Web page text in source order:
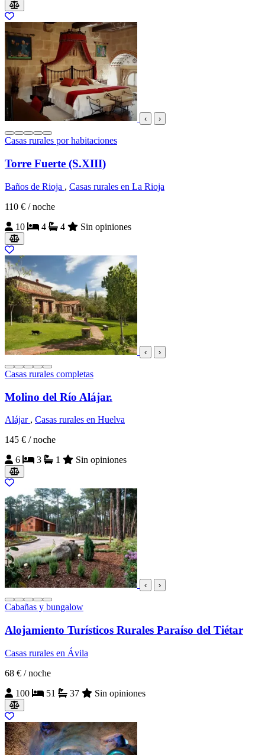
‹ ›
Casas rurales por habitaciones
Torre Fuerte (S.XIII)
Baños de Rioja , Casas rurales en La Rioja
110 € / noche
10
4 4 Sin opiniones
‹ ›
Casas rurales completas
Molino del Río Alájar.
Alájar , Casas rurales en Huelva
145 € / noche
6
3 1 Sin opiniones
‹ ›
Cabañas y bungalow
Alojamiento Turísticos Rurales Paraíso del Tiétar
Casas rurales en Ávila
68 € / noche
100
51 37 Sin opiniones